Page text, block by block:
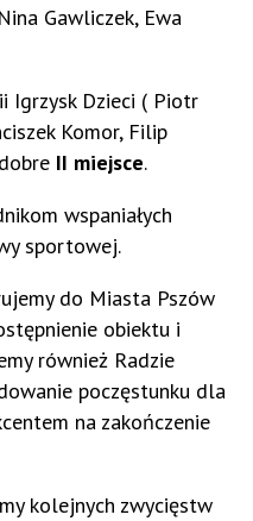
Gawliczek, Ewa
Igrzysk Dzieci ( Piotr
Komor, Filip
II miejsce.
wspaniałych
sportowej.
do Miasta Pszów
obiektu i
również Radzie
poczęstunku dla
na zakończenie
kolejnych zwycięstw